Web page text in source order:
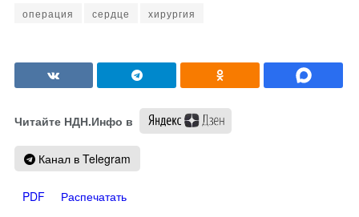
операция
сердце хирургия
Читайте НДН.Инфо в
Канал в Telegram
PDF Распечатать